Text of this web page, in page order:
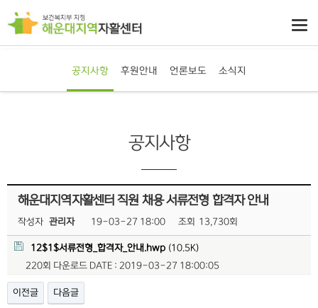
공지사항 후원안내 언론보도 소식지
공지사항
해운대지역자활센터 직원 채용 서류전형 합격자 안내
작성자 관리자 19-03-27 18:00 조회 13,730회
12$1$서류전형_합격자_안내.hwp (10.5K)
220회 다운로드 DATE : 2019-03-27 18:00:05
이전글 다음글